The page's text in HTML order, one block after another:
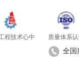
程技术心中 质量体系
全国